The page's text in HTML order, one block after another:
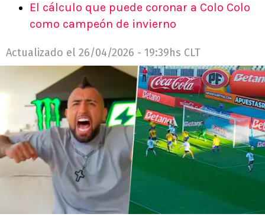
El cálculo que puede coronar a Colo Colo
como campeón de invierno
Actualizado el 26/04/2026 - 19:39hs CLT